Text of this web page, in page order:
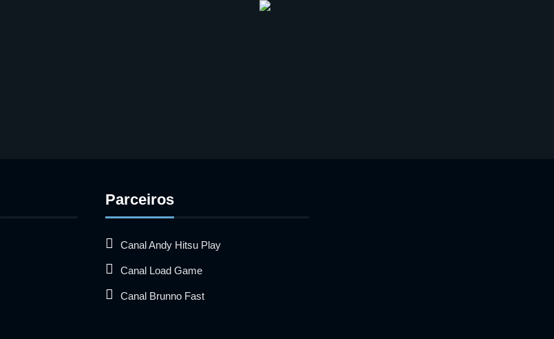
Parceiros
Canal Andy Hitsu Play
Canal Load Game
Canal Brunno Fast